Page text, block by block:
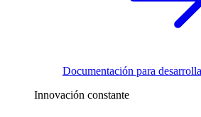
Documentación para
Innovación constante